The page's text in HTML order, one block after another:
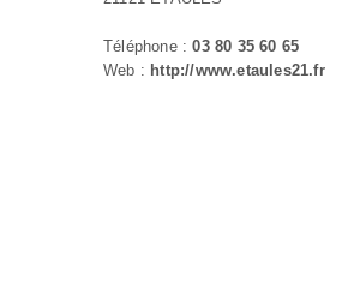
Téléphone :03 80 35 60 65
Web : http://www.etaules21.fr